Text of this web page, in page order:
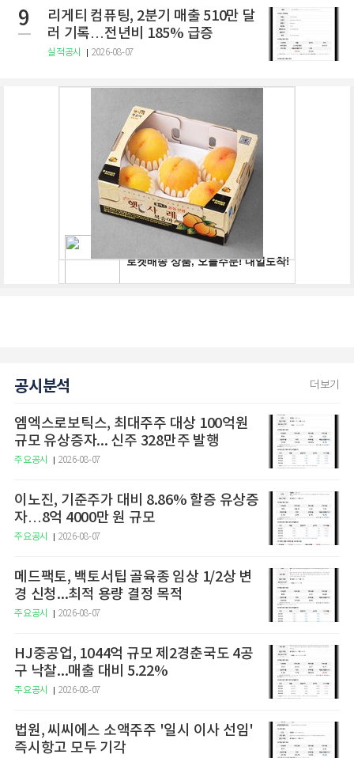
9
리게티 컴퓨팅, 2분기 매출 510만 달
러 기록…전년비 185% 급증
실적공시 2026-08-07
공시분석 더보기
엠엑스로보틱스, 최대주주 대상 100억원
규모 유상증자... 신주 328만주 발행
주요공시 2026-08-07
이노진, 기준주가 대비 8.86% 할증 유상증
자…8억 4000만 원 규모
주요공시 2026-08-07
메드팩토, 백토서팁 골육종 임상 1/2상 변
경 신청...최적 용량 결정 목적
주요공시 2026-08-07
HJ중공업, 1044억 규모 제2경춘국도 4공
구 낙찰...매출 대비 5.22%
주요공시 2026-08-07
법원, 씨씨에스 소액주주 '일시 이사 선임'
즉시항고 모두 기각